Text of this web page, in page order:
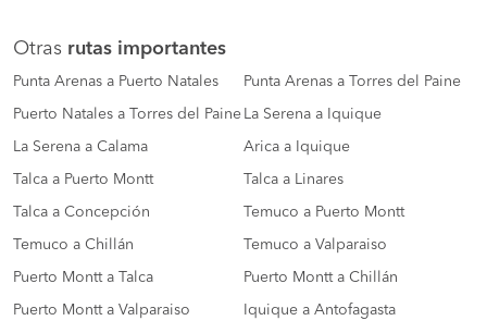
Otras rutas importantes
Punta Arenas a Puerto Natales Punta Arenas a Torres del Paine
Puerto Natales a Torres del Paine La Serena a Iquique
La Serena a Calama Arica a Iquique
Talca a Puerto Montt Talca a Linares
Talca a Concepción Temuco a Puerto Montt
Temuco a Chillán Temuco a Valparaiso
Puerto Montt a Talca Puerto Montt a Chillán
Puerto Montt a Valparaiso Iquique a Antofagasta